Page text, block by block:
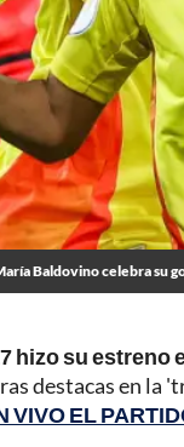
Baldovino celebra su
hizo su estreno
destacas en
VIVO EL